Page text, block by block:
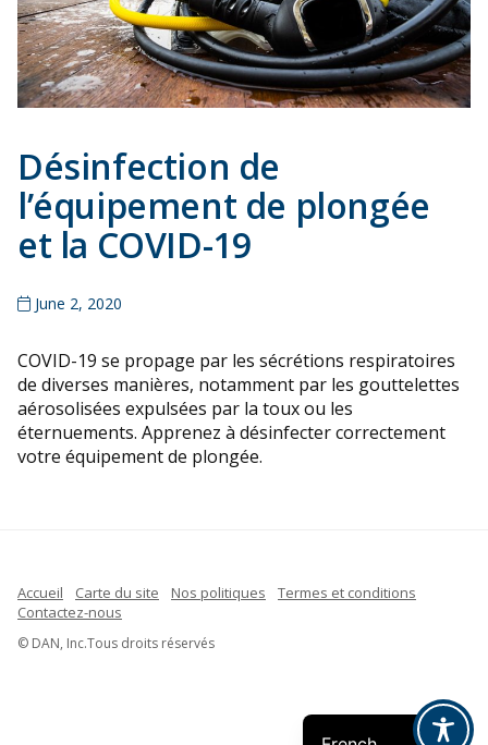
Désinfection de
l’équipement de plongée
et la COVID-19
June 2, 2020
COVID-19 se propage par les sécrétions respiratoires
de diverses manières, notamment par les gouttelettes
aérosolisées expulsées par la toux ou les
éternuements. Apprenez à désinfecter correctement
votre équipement de plongée.
Accueil Carte du site Nos politiques
Termes et conditions
Contactez-nous
© DAN, Inc.Tous droits réservés